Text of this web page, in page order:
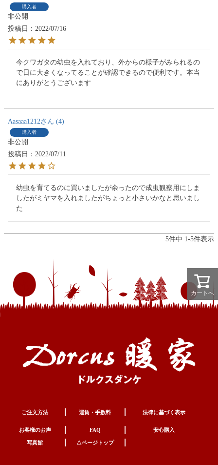
購入者
非公開
投稿日
2022/07/16
今クワガタの幼虫を入れており、外からの様子がみられるの
で日に大きくなってることが確認できるので便利です。本当
にありがとうございます
Aasaaa1212 4
購入者
非公開
投稿日
2022/07/11
幼虫を育てるのに買いましたが余ったので成虫観察用にしま
したがミヤマを入れましたがちょっと小さいかなと思いまし
た
5件中 1 -5件表示
ご注文方法 運賃・手数料 法律に基づく表示
お客様のお声 FAQ 安心購入
写真館 △ページトップ
カートへ